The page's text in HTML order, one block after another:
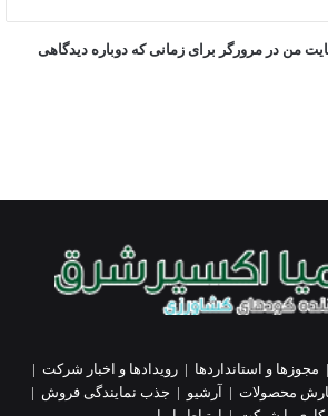
من در مرورگر برای زمانی که دوباره دیدگاهی
| مجوزها و استانداردها |رویدادها و اخبار شرکت |
محصولات | آرشیو | جذب نمایندگی فروش |